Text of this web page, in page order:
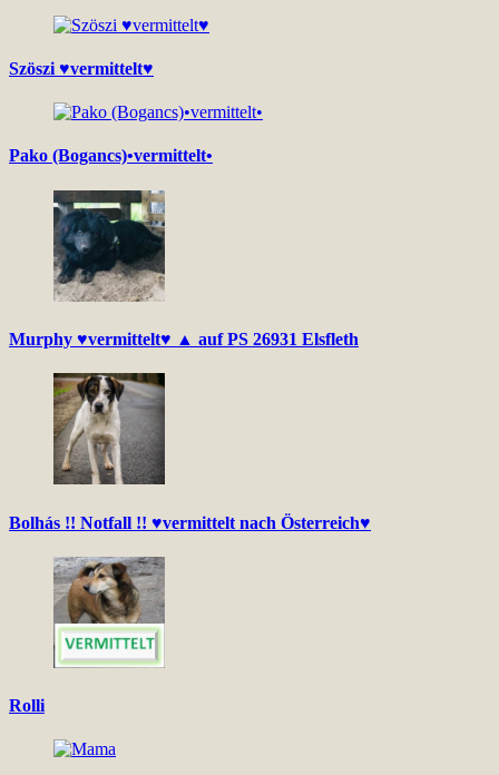
Szöszi ♥vermittelt♥
Pako (Bogancs)•vermittelt•
Murphy ♥vermittelt♥ ▲ auf PS 26931 Elsfleth
Bolhás !! Notfall !! ♥vermittelt nach Österreich♥
Rolli